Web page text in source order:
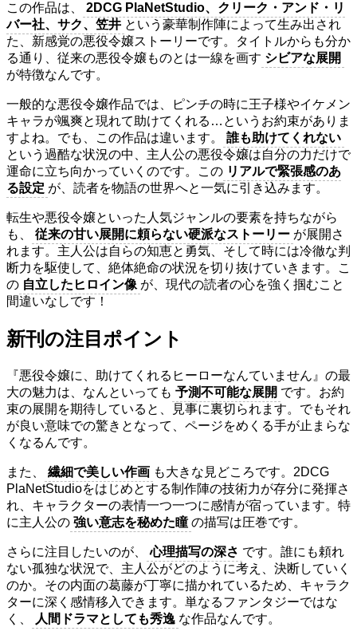
この作品は、
2DCG PlaNetStudio、クリーク・アンド・リ
バー社、サク、笠井 という豪華制作陣によって生み出され
た、新感覚の悪役令嬢ストーリーです。タイトルからも分か
る通り、従来の悪役令嬢ものとは一線を画す シビアな展開
が特徴なんです。
一般的な悪役令嬢作品では、ピンチの時に王子様やイケメン
キャラが颯爽と現れて助けてくれる…というお約束がありま
すよね。でも、この作品は違います。
誰も助けてくれない
という過酷な状況の中、主人公の悪役令嬢は自分の力だけで
運命に立ち向かっていくのです。この リアルで緊張感のあ
る設定 が、読者を物語の世界へと一気に引き込みます。
転生や悪役令嬢といった人気ジャンルの要素を持ちながら
も、
従来の甘い展開に頼らない硬派なストーリー が展開さ
れます。主人公は自らの知恵と勇気、そして時には冷徹な判
断力を駆使して、絶体絶命の状況を切り抜けていきます。こ
の 自立したヒロイン像 が、現代の読者の心を強く掴むこと
間違いなしです！
新刊の注目ポイント
『悪役令嬢に、助けてくれるヒーローなんていません』の最
大の魅力は、なんといっても 予測不可能な展開 です。お約
束の展開を期待していると、見事に裏切られます。でもそれ
が良い意味での驚きとなって、ページをめくる手が止まらな
くなるんです。
また、 繊細で美しい作画 も大きな見どころです。2DCG
PlaNetStudioをはじめとする制作陣の技術力が存分に発揮さ
れ、キャラクターの表情一つ一つに感情が宿っています。特
に主人公の 強い意志を秘めた瞳 の描写は圧巻です。
さらに注目したいのが、 心理描写の深さ です。誰にも頼れ
ない孤独な状況で、主人公がどのように考え、決断していく
のか。その内面の葛藤が丁寧に描かれているため、キャラク
ターに深く感情移入できます。単なるファンタジーではな
く、
人間ドラマとしても秀逸 な作品なんです。